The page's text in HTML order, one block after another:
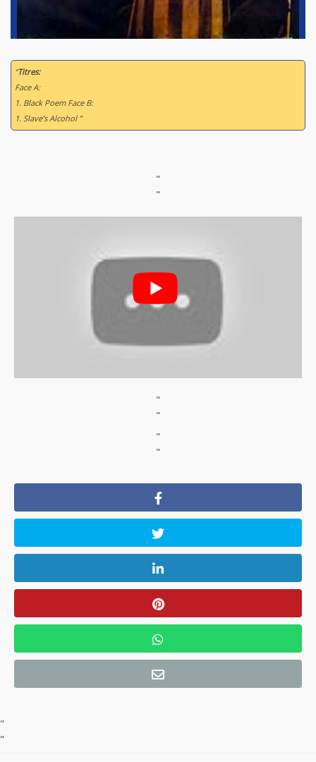
“Titres:
Face A:
1. Black Poem Face B:
1. Slave’s Alcohol ”
"
"
"
"
"
"
"
"